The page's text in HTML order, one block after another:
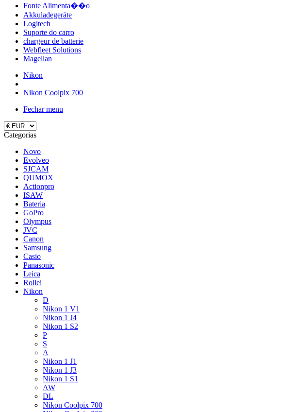
Fonte Alimenta��o
Akkuladegeräte
Logitech
Suporte do carro
chargeur de batterie
Webfleet Solutions
Magellan
Nikon
Nikon Coolpix 700
Fechar menu
Categorias
Novo
Evolveo
SJCAM
QUMOX
Actionpro
ISAW
Bateria
GoPro
Olympus
JVC
Canon
Samsung
Casio
Panasonic
Leica
Rollei
Nikon
D
Nikon 1 V1
Nikon 1 J4
Nikon 1 S2
P
S
A
Nikon 1 J1
Nikon 1 J3
Nikon 1 S1
AW
DL
Nikon Coolpix 700